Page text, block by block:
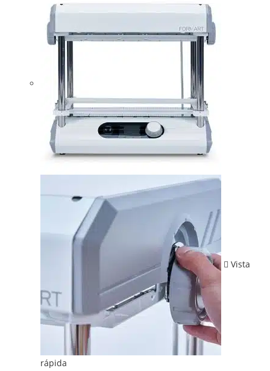
Vista
rápida